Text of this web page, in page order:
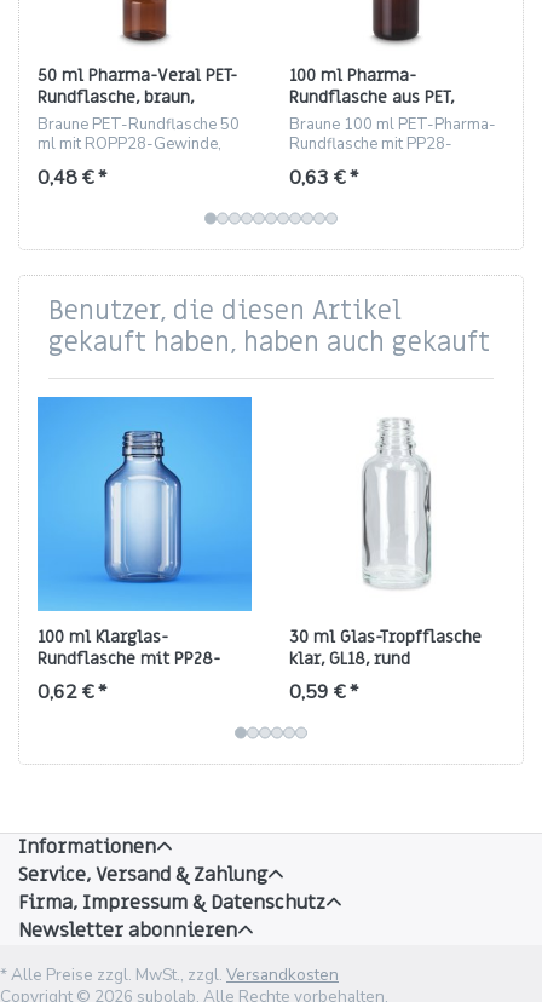
50 ml Pharma-Veral PET-
Rundflasche, braun,
ROPP28-Gewinde
Braune PET-Rundflasche 50
ml mit ROPP28-Gewinde,
und Kosmetik
0,48 € *
100 ml Pharma-
Rundflasche aus PET,
braun, PP28-Gewinde
Braune 100 ml PET-Pharma-
Rundflasche mit PP28-
ideal für Kosmetik und
0,63 € *
Benutzer, die diesen Artikel
gekauft haben, haben auch gekauft
100 ml Klarglas-
Rundflasche mit PP28-
Gewinde (Medizinflasche)
0,62 € *
30 ml Glas-Tropfflasche
klar, GL18, rund
0,59 € *
Informationen
Service, Versand & Zahlung
Firma, Impressum & Datenschutz
Newsletter abonnieren
* Alle Preise zzgl. MwSt., zzgl. Versandkosten
Copyright © 2026 subolab. Alle Rechte vorbehalten.